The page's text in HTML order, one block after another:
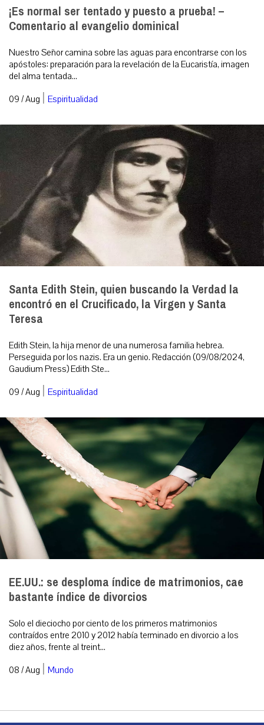
¡Es normal ser tentado y puesto a prueba! –
Comentario al evangelio dominical
Nuestro Señor camina sobre las aguas para encontrarse con los
apóstoles: preparación para la revelación de la Eucaristía, imagen
del alma tentada...
09 / Aug | Espiritualidad
Santa Edith Stein, quien buscando la Verdad la
encontró en el Crucificado, la Virgen y Santa
Teresa
Edith Stein, la hija menor de una numerosa familia hebrea.
Perseguida por los nazis. Era un genio. Redacción (09/08/2024,
Gaudium Press) Edith Ste...
09 / Aug | Espiritualidad
EE.UU.: se desploma índice de matrimonios, cae
bastante índice de divorcios
Solo el dieciocho por ciento de los primeros matrimonios
contraídos entre 2010 y 2012 había terminado en divorcio a los
diez años, frente al treint...
08 / Aug | Mundo